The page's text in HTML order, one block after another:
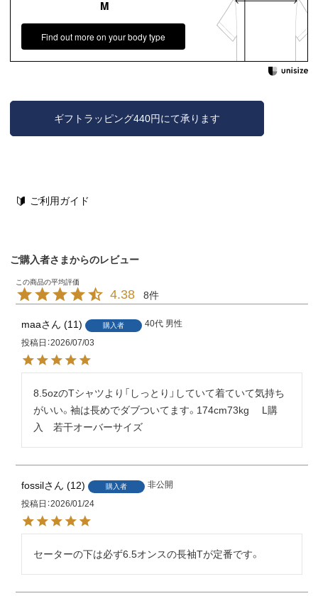
M
Find out more on your body type
ギフトラッピング440円にて承ります
ご利用ガイド
ご購入者さまからのレビュー
4.38 8
maa 11 購入者 40代 男性
投稿日 2026/07/03
8.5ozのTシャツより「しっとり」していて着ていて気持ち
がいい。袖は長めでダブついてます。174cm73kg 　L購
入　若干オーバーサイズ
fossil 12 購入者
非公開
投稿日 2026/01/24
セーターの下は必ず6.5オンスの長袖Tが定番です。